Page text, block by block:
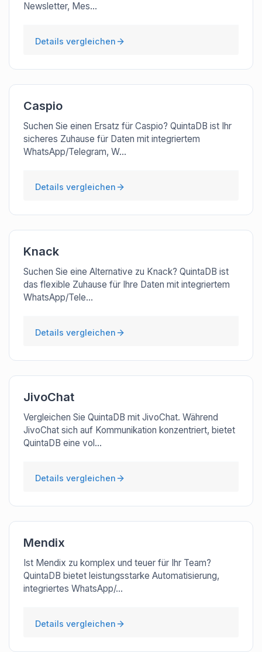
Newsletter, Mes...
Details vergleichen
Caspio
Suchen Sie einen Ersatz für Caspio? QuintaDB ist Ihr
sicheres Zuhause für Daten mit integriertem
WhatsApp/Telegram, W...
Details vergleichen
Knack
Suchen Sie eine Alternative zu Knack? QuintaDB ist
das flexible Zuhause für Ihre Daten mit integriertem
WhatsApp/Tele...
Details vergleichen
JivoChat
Vergleichen Sie QuintaDB mit JivoChat. Während
JivoChat sich auf Kommunikation konzentriert, bietet
QuintaDB eine vol...
Details vergleichen
Mendix
Ist Mendix zu komplex und teuer für Ihr Team?
QuintaDB bietet leistungsstarke Automatisierung,
integriertes WhatsApp/...
Details vergleichen